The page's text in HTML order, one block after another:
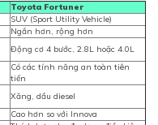
Toyota Fortuner
SUV (Sport Utility Vehicle)
Ngắn hơn, rộng hơn
Động cơ 4 bước, 2.8L hoặc 4.0L
Có các tính năng an toàn tiên
tiến
Xăng, dầu diesel
Cao hơn so với Innova